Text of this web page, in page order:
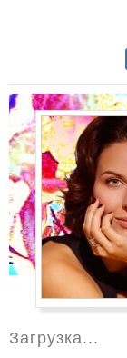
Загрузка...